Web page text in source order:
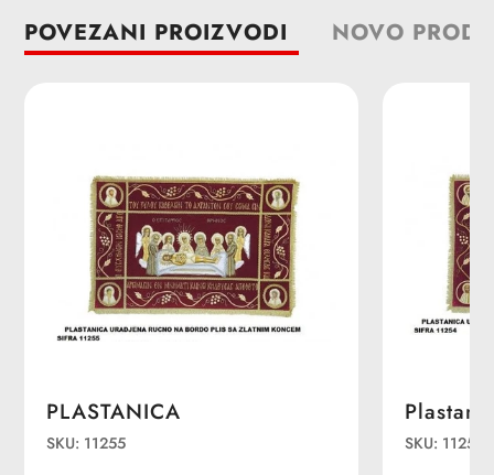
POVEZANI PROIZVODI NOVO
PLASTANICA
SKU: 11255 SKU: 11254-